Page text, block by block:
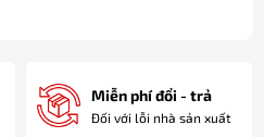
Miễn phí đổi - trả
Đối với lỗi nhà sản xuất